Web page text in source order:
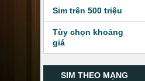
Sim trên 500 triệu
Tùy chọn khoảng
giá
SIM THEO MẠNG